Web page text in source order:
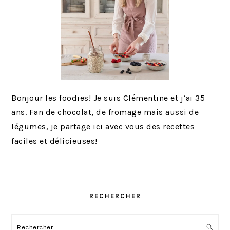
Bonjour les foodies! Je suis Clémentine et j’ai 35
ans. Fan de chocolat, de fromage mais aussi de
légumes, je partage ici avec vous des recettes
faciles et délicieuses!
RECHERCHER
Rechercher